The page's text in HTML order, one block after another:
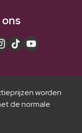
worden
de normale